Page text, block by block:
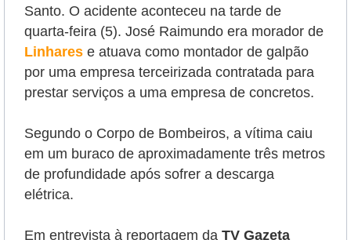
Santo. O acidente aconteceu na tarde de
quarta-feira (5). José Raimundo era morador de
Linhares e atuava como montador de galpão
por uma empresa terceirizada contratada para
prestar serviços a uma empresa de concretos.
Segundo o Corpo de Bombeiros, a vítima caiu
em um buraco de aproximadamente três metros
de profundidade após sofrer a descarga
elétrica.
Em entrevista à reportagem da TV Gazeta